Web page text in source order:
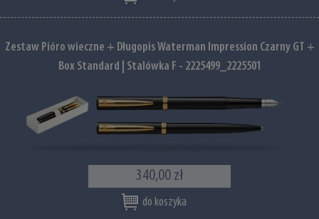
Zestaw Pióro wieczne + Długopis Waterman Impression Czarny GT +
Box Standard | Stalówka F - 2225499_2225501
340,00 zł
do koszyka